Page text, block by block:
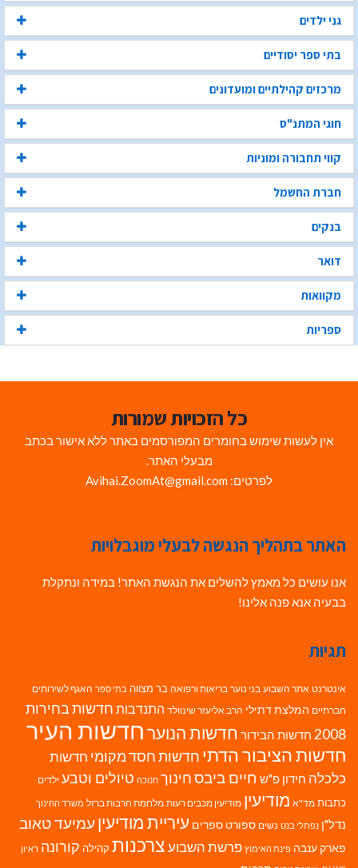
גני ילדים
בתי ספר יסודיים
מרכזים קהילתיים ומועדונים
חוגי המתנ"ס
קווי תחבורה ומוניות
חברת החשמל
בנקים
דואר
מקוואות
ספריות
כל הזכויות שמורות
אין לעשות שימוש בחומרים המפורסמים באתר ללא אישור בכתב
מבעלי האתר.
לפרטים: Avihai.ZoomAt@gmail.com
האתר בתהליך הנגשה לבעלי מוגבלויות
אנו עושים כל מאמץ להשלים את הנגשת האתר! במידה ונתקלת
בבעיה אנא פנה אלינו!
תגיות
אינטרנט אתר השבוע בני נוער בריאות ורפואה בר מצווה בתי ספר האגף לשירותים
חברתיים המלצת דתילי הרב אליעזר שינוולד התנדבות חדשות בחירות
2008 חדשות הבידור חדשות הנוערחדשות העיר
חדשות הציבור הדתי חדשות חסד מקומי חדשות
כלכלה חידון פ"ש חיים ביבסחינוך חנוכה טיולים וטבע ילדים
כתבות מד"א מודיעין מודיעין מכבים רעות מלחמת חרבות ברזל משרד החינוך
נדל"ן נפתלי בנט נשים ספורט ספרים עיריית מודיעין עמיעד טאוב
פארק ענבה פינת האימוץ פרשת השבועצרכנות קהילה קורונה ראיון